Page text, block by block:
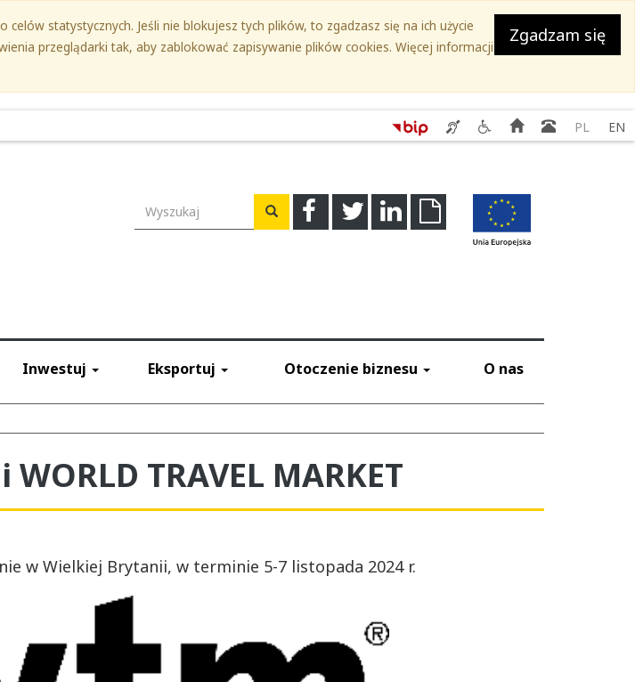
Zgadzam się
statystycznych. Jeśli nie blokujesz tych plików, to zgadzasz się na ich użycie
przeglądarki tak, aby zablokować zapisywanie plików cookies. Więcej informacji
Serwis
SEKAP
usług
tłumacza
migowego
Serwis
Ślaskie.
-
Kontakty
do
instytucji
Strona
główna
Książka
PL EN
FacebookTwitterLinkedinDownload
Wyszukiwarka Wyszukaj
Inwestuj Eksportuj Otoczenie biznesu O nas
TRAVEL MARKET
w Wielkiej Brytanii, w terminie 5-7 listopada 2024 r.